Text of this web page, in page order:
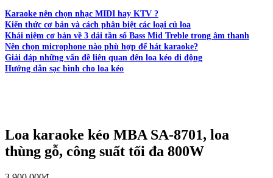
Karaoke nên chọn nhạc MIDI hay KTV ?
Kiến thức cơ bản và cách phân biệt các loại củ loa
Khái niệm cơ bản về 3 dải tần số Bass Mid Treble trong âm thanh
Nên chọn microphone nào phù hợp để hát karaoke?
Giải đáp những vấn đề liên quan đến loa kéo di động
Hướng dẫn sạc bình cho loa kéo
Loa karaoke kéo MBA SA-8701, loa
thùng gỗ, công suất tối đa 800W